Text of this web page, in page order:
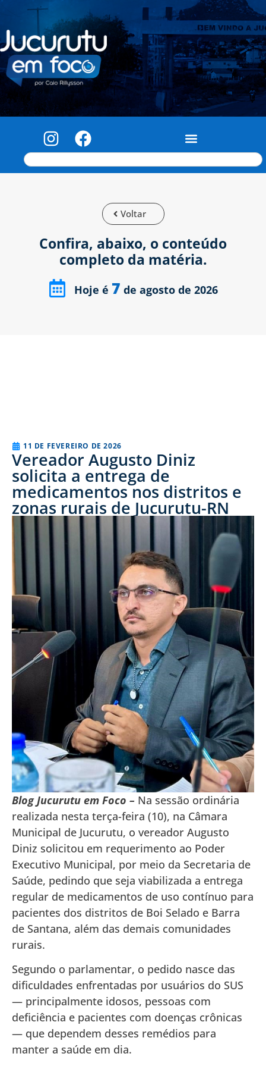
Voltar
Confira, abaixo, o conteúdo
completo da matéria.
Hoje é 7 de agosto de 2026
11 DE FEVEREIRO DE 2026
Vereador Augusto Diniz
solicita a entrega de
medicamentos nos distritos e
zonas rurais de Jucurutu-RN
Blog Jucurutu em Foco – Na sessão ordinária
realizada nesta terça-feira (10), na Câmara
Municipal de Jucurutu, o vereador Augusto
Diniz solicitou em requerimento ao Poder
Executivo Municipal, por meio da Secretaria de
Saúde, pedindo que seja viabilizada a entrega
regular de medicamentos de uso contínuo para
pacientes dos distritos de Boi Selado e Barra
de Santana, além das demais comunidades
rurais.
Segundo o parlamentar, o pedido nasce das
dificuldades enfrentadas por usuários do SUS
— principalmente idosos, pessoas com
deficiência e pacientes com doenças crônicas
— que dependem desses remédios para
manter a saúde em dia.